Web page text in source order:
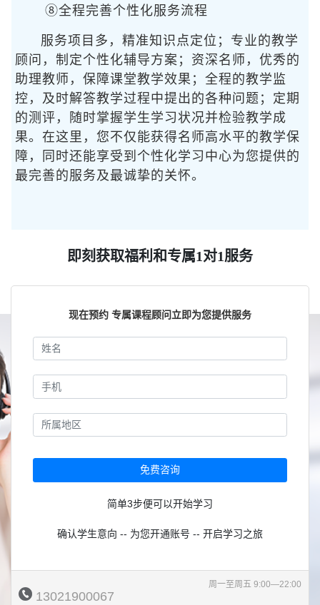
⑧全程完善个性化服务流程
服务项目多，精准知识点定位；专业的教学
顾问，制定个性化辅导方案；资深名师，优秀的
助理教师，保障课堂教学效果；全程的教学监
控，及时解答教学过程中提出的各种问题；定期
的测评，随时掌握学生学习状况并检验教学成
果。在这里，您不仅能获得名师高水平的教学保
障，同时还能享受到个性化学习中心为您提供的
最完善的服务及最诚挚的关怀。
即刻获取福利和专属1对1服务
现在预约 专属课程顾问立即为您提供服务
免费咨询
简单3步便可以开始学习
确认学生意向 -- 为您开通账号 -- 开启学习之旅
13021900067
周一至周五 9:00—22:00